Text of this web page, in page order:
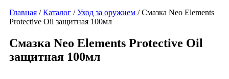
Главная /Каталог /Уход за оружием / Смазка Neo Elements
Protective Oil защитная 100мл
Смазка Neo Elements Protective Oil
защитная 100мл